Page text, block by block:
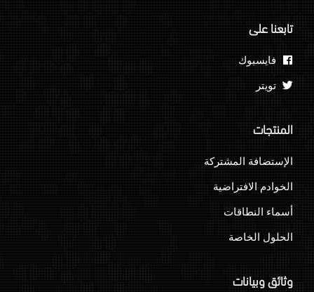
تابعنا على
فايسبوك
تويتر
المنتجات
الإستضافة المشتركة
الخوادم الافتراضية
أسماء النطاقات
الحلول الخاصة
وثائق وبيانات